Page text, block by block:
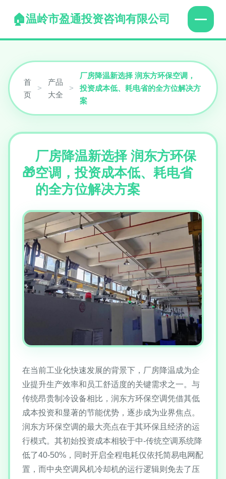
温岭市盈通投资咨询有限公司
首
页
>
产品
大全
>
厂房降温新选择 润东方环保空调，
投资成本低、耗电省的全方位解决方
案
厂房降温新选择 润东方环保
空调，投资成本低、耗电省
的全方位解决方案
在当前工业化快速发展的背景下，厂房降温成为企
业提升生产效率和员工舒适度的关键需求之一。与
传统昂贵制冷设备相比，润东方环保空调凭借其低
成本投资和显著的节能优势，逐步成为业界焦点。
润东方环保空调的最大亮点在于其环保且经济的运
行模式。其初始投资成本相较于中-传统空调系统降
低了40-50%，同时开启全程电耗仅依托简易电网配
置，而中央空调风机冷却机的运行逻辑则免去了压